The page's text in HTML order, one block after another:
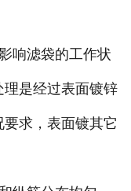
响滤袋的工作状
是经过表面镀锌
求，表面镀其它